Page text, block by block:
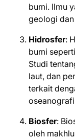
bumi. Ilmu
geologi
Hidrosfer:
bumi
Studi
laut, dan
terkait
Biosfer:
oleh